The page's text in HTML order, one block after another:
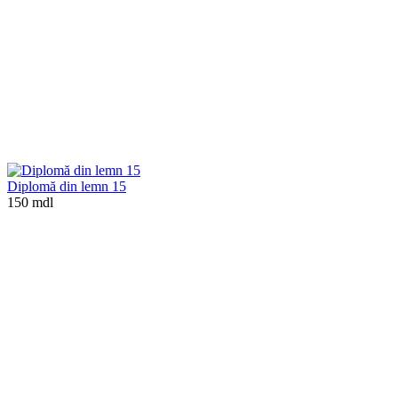
Diplomă din lemn 15
150 mdl